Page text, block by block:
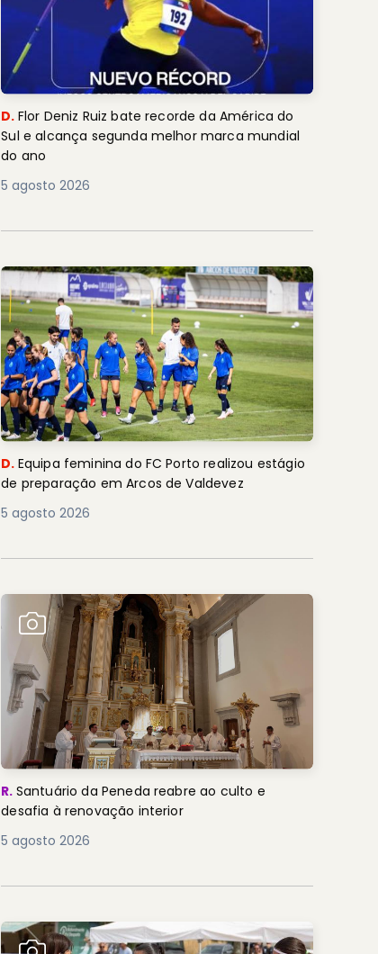
D. Flor Deniz Ruiz bate recorde da América do
Sul e alcança segunda melhor marca mundial
do ano
5 agosto 2026
D. Equipa feminina do FC Porto realizou estágio
de preparação em Arcos de Valdevez
5 agosto 2026
R. Santuário da Peneda reabre ao culto e
desafia à renovação interior
5 agosto 2026